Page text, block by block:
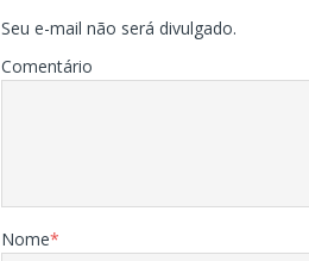
Seu e-mail não será divulgado.
Comentário
Nome*